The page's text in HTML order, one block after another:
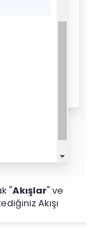
"Akışlar" ve
Akışı